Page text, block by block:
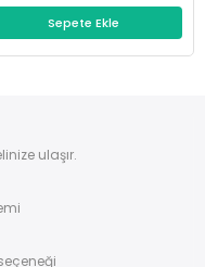
Sepete Ekle
ulaşır.